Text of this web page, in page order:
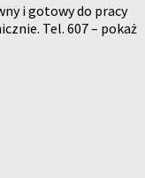
i gotowy do pracy
Tel. 607 – pokaż